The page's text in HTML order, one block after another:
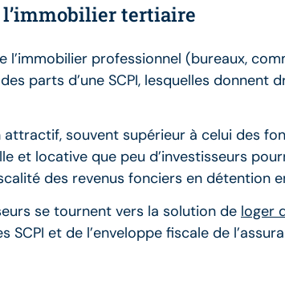
l’immobilier tertiaire
l’immobilier professionnel (bureaux,
parts d’une SCPI, lesquelles
souvent supérieur à celui des
et locative que peu d’investisseurs
des revenus fonciers en
se tournent vers la solution de loger
et de l’enveloppe fiscale de